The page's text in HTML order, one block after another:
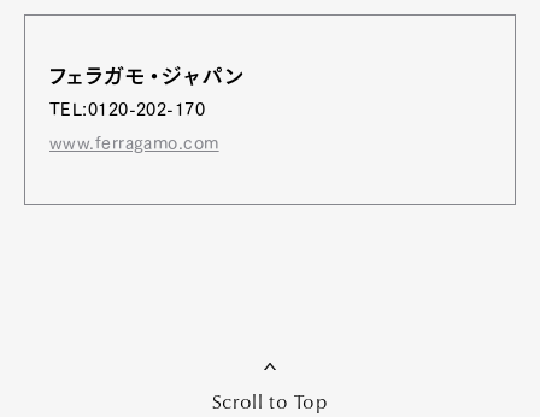
フェラガモ・ジャパン
TEL:0120-202-170
www.ferragamo.com
Scroll to Top